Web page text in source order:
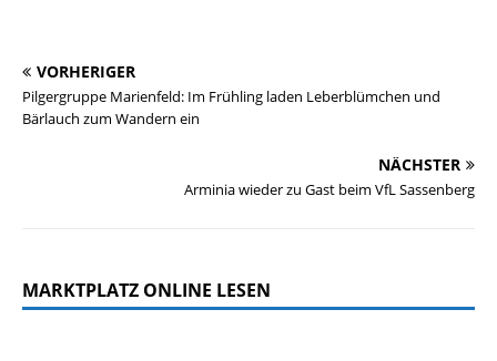
VORHERIGER
Pilgergruppe Marienfeld: Im Frühling laden Leberblümchen und
Bärlauch zum Wandern ein
NÄCHSTER
Arminia wieder zu Gast beim VfL Sassenberg
MARKTPLATZ ONLINE LESEN